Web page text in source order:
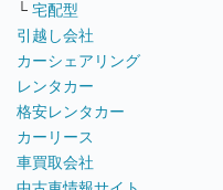
└ 宅配型
引越し会社
カーシェアリング
レンタカー
格安レンタカー
カーリース
車買取会社